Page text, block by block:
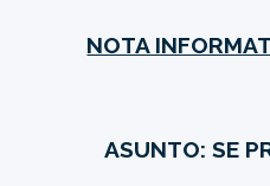
NOTA
ASUNTO: SE